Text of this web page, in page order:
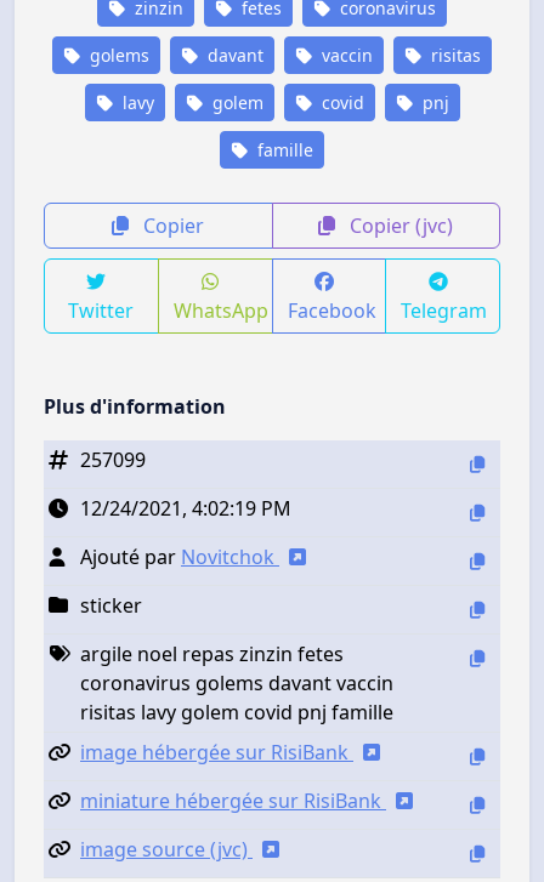
zinzin fetes coronavirus
golems davant vaccin risitas
lavy golem covid pnj
famille
Copier Copier (jvc)
Twitter WhatsApp Facebook Telegram
Plus d'information
257099
12/24/2021, 4:02:19 PM
Ajouté par Novitchok
sticker
argile noel repas zinzin fetes
coronavirus golems davant vaccin
risitas lavy golem covid pnj famille
image hébergée sur RisiBank
miniature hébergée sur RisiBank
image source (jvc)